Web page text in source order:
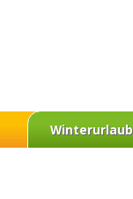
Winterurlaub